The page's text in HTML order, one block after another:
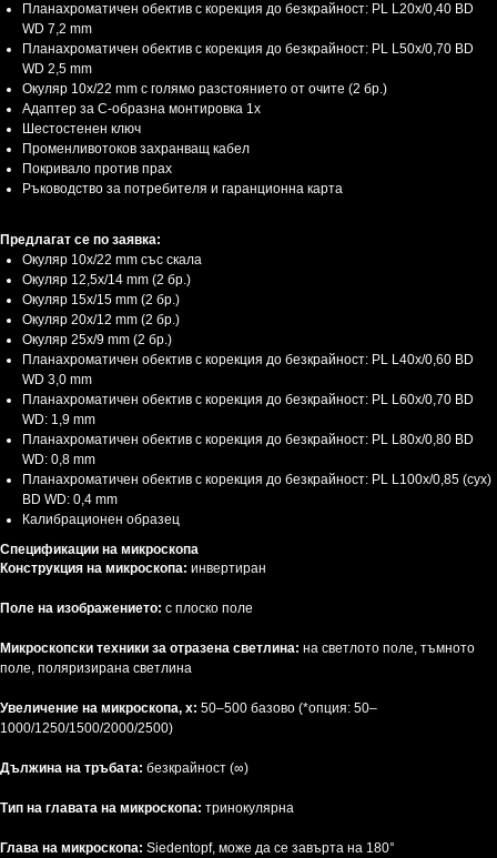
Планахроматичен обектив с корекция до безкрайност: PL L20x/0,40 BD
WD 7,2 mm
Планахроматичен обектив с корекция до безкрайност: PL L50х/0,70 BD
WD 2,5 mm
Окуляр 10x/22 mm с голямо разстоянието от очите (2 бр.)
Адаптер за C-образна монтировка 1x
Шестостенен ключ
Променливотоков захранващ кабел
Покривало против прах
Ръководство за потребителя и гаранционна карта
Предлагат се по заявка:
Окуляр 10x/22 mm със скала
Окуляр 12,5x/14 mm (2 бр.)
Окуляр 15x/15 mm (2 бр.)
Окуляр 20x/12 mm (2 бр.)
Окуляр 25x/9 mm (2 бр.)
Планахроматичен обектив с корекция до безкрайност: PL L40x/0,60 BD
WD 3,0 mm
Планахроматичен обектив с корекция до безкрайност: PL L60x/0,70 BD
WD: 1,9 mm
Планахроматичен обектив с корекция до безкрайност: PL L80x/0,80 BD
WD: 0,8 mm
Планахроматичен обектив с корекция до безкрайност: PL L100х/0,85 (сух)
BD WD: 0,4 mm
Калибрационен образец
Спецификации на микроскопа
Конструкция на микроскопа: инвертиран
Поле на изображението: с плоско поле
Микроскопски техники за отразена светлина: на светлото поле, тъмното
поле, поляризирана светлина
Увеличение на микроскопа, х: 50–500 базово (*опция: 50–
1000/1250/1500/2000/2500)
Дължина на тръбата: безкрайност (∞)
Тип на главата на микроскопа: тринокулярна
Глава на микроскопа: Siedentopf, може да се завърта на 180°